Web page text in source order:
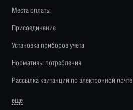
Места оплаты
Присоединение
Установка приборов учета
Нормативы потребления
Рассылка квитанций по электронной почте
еще